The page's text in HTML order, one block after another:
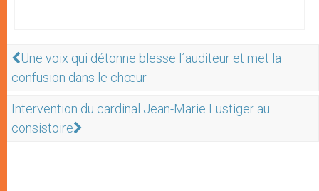
Une voix qui détonne blesse l´auditeur et met la
confusion dans le chœur
Intervention du cardinal Jean-Marie Lustiger au
consistoire